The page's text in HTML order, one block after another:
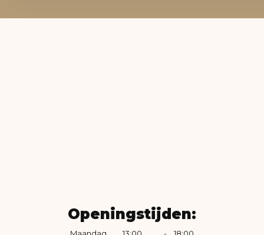
Openingstijden: